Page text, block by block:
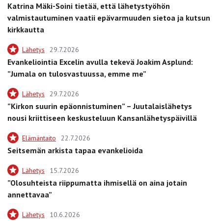
Katrina Mäki-Soini tietää, että lähetystyöhön
valmistautuminen vaatii epävarmuuden sietoa ja kutsun
kirkkautta
Lähetys 29.7.2026
Evankeliointia Excelin avulla tekevä Joakim Asplund:
”Jumala on tulosvastuussa, emme me”
Lähetys 29.7.2026
”Kirkon suurin epäonnistuminen” – Juutalaislähetys
nousi kriittiseen keskusteluun Kansanlähetyspäivillä
Elämäntaito 22.7.2026
Seitsemän arkista tapaa evankelioida
Lähetys 15.7.2026
”Olosuhteista riippumatta ihmisellä on aina jotain
annettavaa”
Lähetys 10.6.2026